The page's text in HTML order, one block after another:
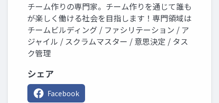
チーム作りの専門家。チーム作りを通じて誰も
が楽しく働ける社会を目指します！専門領域は
チームビルディング / ファシリテーション / ア
ジャイル / スクラムマスター / 意思決定 / タス
ク管理
シェア
Facebook